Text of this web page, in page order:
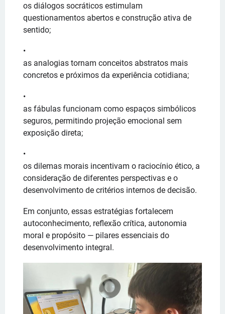
os diálogos socráticos estimulam
questionamentos abertos e construção ativa de
sentido;
as analogias tornam conceitos abstratos mais
concretos e próximos da experiência cotidiana;
as fábulas funcionam como espaços simbólicos
seguros, permitindo projeção emocional sem
exposição direta;
os dilemas morais incentivam o raciocínio ético, a
consideração de diferentes perspectivas e o
desenvolvimento de critérios internos de decisão.
Em conjunto, essas estratégias fortalecem
autoconhecimento, reflexão crítica, autonomia
moral e propósito — pilares essenciais do
desenvolvimento integral.